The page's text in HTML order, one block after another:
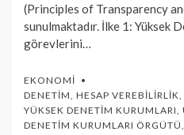
(Principles of Transparency
sunulmaktadır. İlke 1: Yüksek
görevlerini…
EKONOMI
DENETIM, HESAP VEREBILIRLIK,
YÜKSEK DENETIM KURUMLARI,
DENETIM KURUMLARI ÖRGÜTÜ,